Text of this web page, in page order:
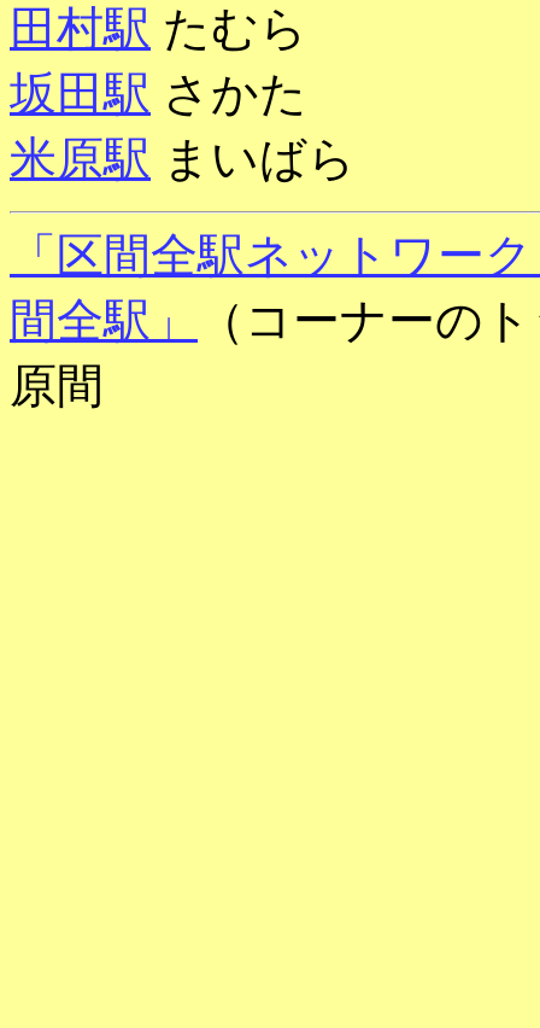
田村駅 たむら
坂田駅 さかた
米原駅 まいばら
「区間全駅ネットワー
間全駅」
（コーナーの
原間